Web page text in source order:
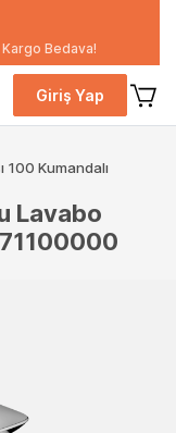
Bedava!
Giriş Yap
100 Kumandalı
Lavabo